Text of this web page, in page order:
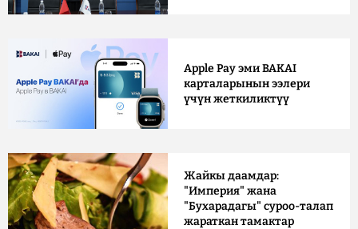
Apple Pay эми BAKAI
карталарынын ээлери
үчүн жеткиликтүү
Жайкы даамдар:
"Империя" жана
"Бухарадагы" суроо-талап
жараткан тамактар